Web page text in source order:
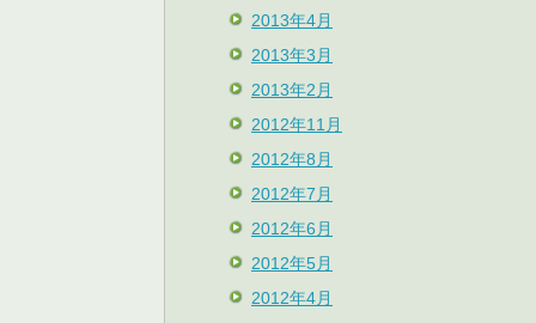
2013年4月
2013年3月
2013年2月
2012年11月
2012年8月
2012年7月
2012年6月
2012年5月
2012年4月